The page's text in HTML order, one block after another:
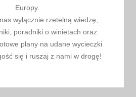
Europy.
wyłącznie rzetelną wiedzę,
poradniki o winietach oraz
plany na udane wycieczki
się i ruszaj z nami w drogę!